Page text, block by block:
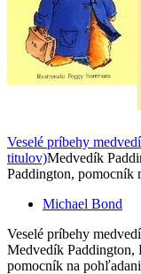
Veselé príbehy
titulov)Medvedík
Paddington, pomocník
Michael Bond
Veselé príbehy
Medvedík Paddington,
pomocník na